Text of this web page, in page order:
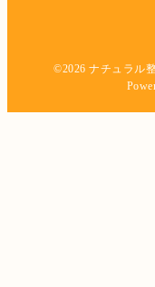
©2026ナチュラル